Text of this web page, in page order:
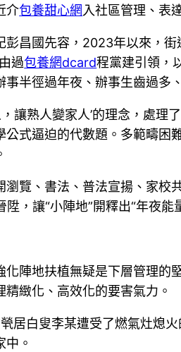
介包養甜心網 入社區管理、表
彭昌國先容，2023年以來，
過包養網dcard程黨建引領，
半徑過年夜、辦事生齒過多
讓熟人變家人’的理念，處理
式逼迫的代數題。多範疇困
瀏覽、書法、普法宣揚、家
，讓“小陣地”開釋出“年夜能
化陣地扶植無疑是下層管理的
緻化、高效化的要害氣力。
居白叟李某遭受了燃氣灶熄
。